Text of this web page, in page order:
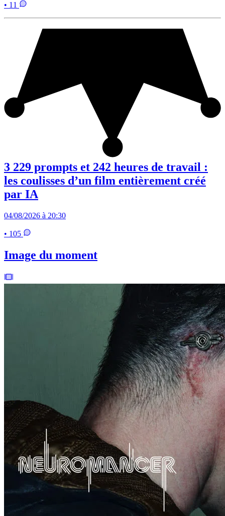
• 11
3 229 prompts et 242 heures de travail :
les coulisses d’un film entièrement créé
par IA
04/08/2026 à 20:30
• 105
Image du moment